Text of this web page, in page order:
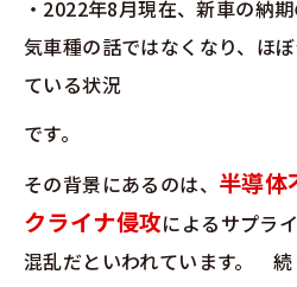
・2022年8月現在、新車の納
気車種の話ではなくなり、ほ
ている状況
です。
その背景にあるのは、 半導体
クライナ侵攻によるサプラ
混乱だといわれています。